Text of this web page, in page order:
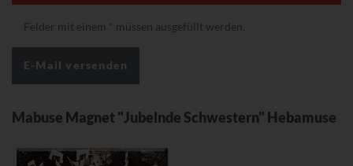
Felder mit einem müssen ausgefüllt werden.
Mabuse Magnet "Jubelnde Schwestern" Hebamuse